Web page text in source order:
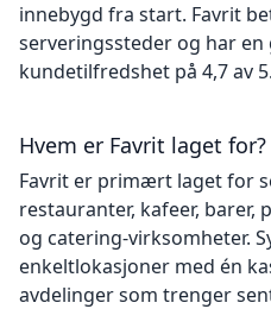
innebygd fra start. Favrit
serveringssteder og har
kundetilfredshet på 4,7 av 5.
Hvem er Favrit laget for?
Favrit er primært laget for
restauranter, kafeer, barer,
og catering-virksomheter.
enkeltlokasjoner med én
avdelinger som trenger